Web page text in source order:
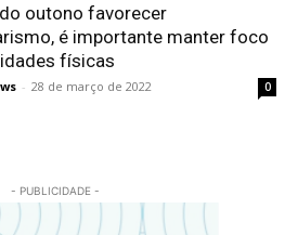
outono favorecer
é importante manter foco
físicas
- 28 de março de 2022 0
- PUBLICIDADE -